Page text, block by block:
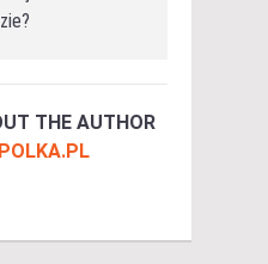
THE AUTHOR